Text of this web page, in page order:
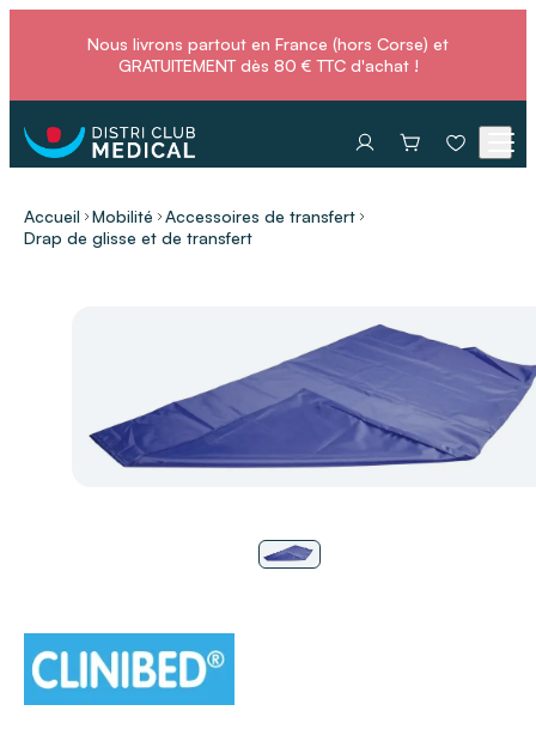
Nous livrons partout en France (hors Corse) et
GRATUITEMENT dès 80 € TTC d'achat !
Accueil Mobilité
Accessoires de transfert
Drap de glisse et de transfert